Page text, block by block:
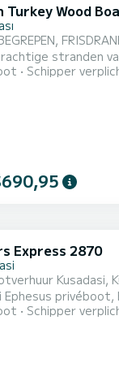
Turkey Wood
van Kusadasi en zwemmen in
-Efesus, Kusadasi
Schipper
Express 2870
Kusadasi,
Ephesus
bieden u een
Schipper